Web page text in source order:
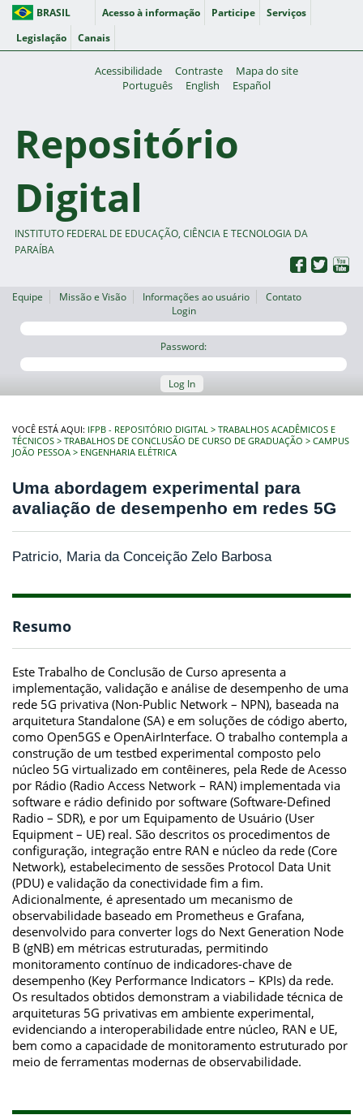
BRASIL Acesso à informação Participe
Serviços
Legislação
Canais
Acessibilidade Contraste
Mapa do site
Português
English Español
Repositório
Digital
INSTITUTO FEDERAL DE EDUCAÇÃO, CIÊNCIA E TECNOLOGIA DA
PARAÍBA
Equipe Missão e Visão Informações ao usuário
Contato
Login
Password:
Log In
VOCÊ ESTÁ AQUI: IFPB - REPOSITÓRIO DIGITAL
TRABALHOS ACADÊMICOS E
TÉCNICOS
TRABALHOS DE CONCLUSÃO DE CURSO DE GRADUAÇÃO
CAMPUS
JOÃO PESSOA
ENGENHARIA ELÉTRICA
Uma abordagem experimental para
avaliação de desempenho em redes 5G
Patricio, Maria da Conceição Zelo Barbosa
Resumo
Este Trabalho de Conclusão de Curso apresenta a
implementação, validação e análise de desempenho de uma
rede 5G privativa (Non-Public Network – NPN), baseada na
arquitetura Standalone (SA) e em soluções de código aberto,
como Open5GS e OpenAirInterface. O trabalho contempla a
construção de um testbed experimental composto pelo
núcleo 5G virtualizado em contêineres, pela Rede de Acesso
por Rádio (Radio Access Network – RAN) implementada via
software e rádio definido por software (Software-Defined
Radio – SDR), e por um Equipamento de Usuário (User
Equipment – UE) real. São descritos os procedimentos de
configuração, integração entre RAN e núcleo da rede (Core
Network), estabelecimento de sessões Protocol Data Unit
(PDU) e validação da conectividade fim a fim.
Adicionalmente, é apresentado um mecanismo de
observabilidade baseado em Prometheus e Grafana,
desenvolvido para converter logs do Next Generation Node
B (gNB) em métricas estruturadas, permitindo
monitoramento contínuo de indicadores-chave de
desempenho (Key Performance Indicators – KPIs) da rede.
Os resultados obtidos demonstram a viabilidade técnica de
arquiteturas 5G privativas em ambiente experimental,
evidenciando a interoperabilidade entre núcleo, RAN e UE,
bem como a capacidade de monitoramento estruturado por
meio de ferramentas modernas de observabilidade.